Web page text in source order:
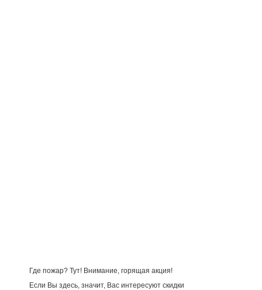
Где пожар? Тут! Внимание, горящая акция!
Если Вы здесь, значит, Вас интересуют скидки